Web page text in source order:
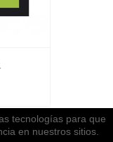
tecnologías para que
en nuestros sitios.